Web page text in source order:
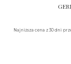
Najniższa cena z 30 dni